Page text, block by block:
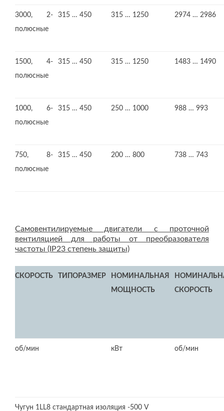
3000, 2-
полюсные
315 … 450 315 … 1250 2974 … 2986
1500, 4-
полюсные
315 … 450 315 … 1250 1483 … 1490
1000, 6-
полюсные
315 … 450 250 … 1000 988 … 993
750, 8-
полюсные
315 … 450 200 … 800 738 … 743
Самовентилируемые двигатели с проточной
вентиляцией для работы от преобразователя
частоты (IP23 степень защиты)
СКОРОСТЬ ТИПОРАЗМЕР
НОМИНАЛЬНАЯ
МОЩНОСТЬ
СКОРОСТЬ
об/мин кВт об/мин
Чугун 1LL8 стандартная изоляция -500 V